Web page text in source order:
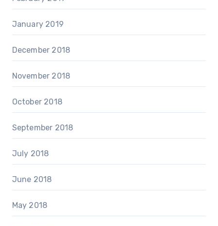
January 2019
December 2018
November 2018
October 2018
September 2018
July 2018
June 2018
May 2018